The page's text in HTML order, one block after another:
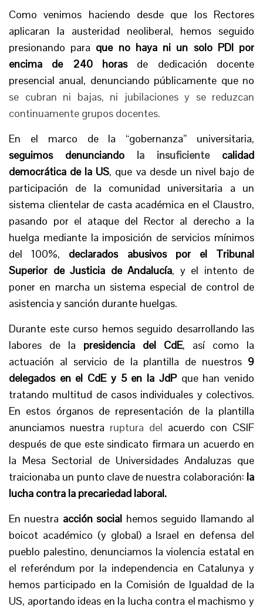
Como venimos haciendo desde que los Rectores
aplicaran la austeridad neoliberal, hemos seguido
presionando para que no haya ni un solo PDI por
encima de 240 horasde dedicación docente
presencial anual, denunciando públicamente que no
se cubran ni bajas, ni jubilaciones y se reduzcan
continuamente grupos docentes.
En el marco de la “gobernanza” universitaria,
seguimos denunciando la insuficiente
calidad
democrática de la US, que va desde un nivel bajo de
participación de la comunidad universitaria a un
sistema clientelar de casta académica en el Claustro,
pasando por el ataque del Rector al derecho a la
huelga mediante la imposición de servicios mínimos
del 100%, declarados abusivos por el Tribunal
Superior de Justicia de Andalucía, y el intento de
poner en marcha un sistema especial de control de
asistencia y sanción durante huelgas.
Durante este curso hemos seguido desarrollando las
labores de la presidencia del CdE, así como la
actuación al servicio de la plantilla de nuestros 9
delegados en el CdE y 5 en la JdPque han venido
tratando multitud de casos individuales y colectivos.
En estos órganos de representación de la plantilla
anunciamos nuestra ruptura del acuerdo con CSIF
después de que este sindicato firmara un acuerdo en
la Mesa Sectorial de Universidades Andaluzas que
traicionaba un punto clave de nuestra colaboración: la
lucha contra la precariedad laboral.
En nuestra acción social hemos seguido llamando al
boicot académico (y global) a Israel en defensa del
pueblo palestino, denunciamos la violencia estatal en
el referéndum por la independencia en Catalunya y
hemos participado en la Comisión de Igualdad de la
US, aportando ideas en la lucha contra el machismo y